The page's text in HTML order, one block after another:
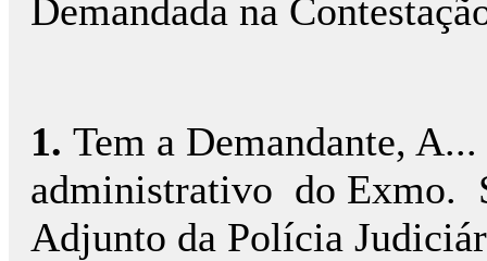
Demandada na
1. Tem a Demandante,
administrativo do Exmo.
Adjunto da Polícia